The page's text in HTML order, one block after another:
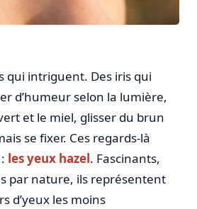
qui intriguent. Des iris qui
d’humeur selon la lumière,
et le miel, glisser du brun
se fixer. Ces regards-là
les yeux hazel. Fascinants,
par nature, ils représentent
d’yeux les moins